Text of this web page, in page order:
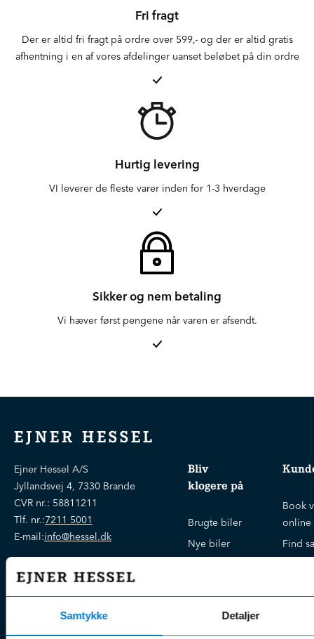
Samtykke Detaljer
Fri fragt
Der er altid fri fragt på ordre over 599,- og der er altid gratis
afhentning i en af vores afdelinger uanset beløbet på din ordre
Hurtig levering
VI leverer de fleste varer inden for 1-3 hverdage
Sikker og nem betaling
Vi hæver først pengene når varen er afsendt.
EJNER HESSEL
Ejner Hessel A/S
Jyllandsvej 4, 7330 Brande
CVR nr.: 58811211
Tlf. nr.:7211 5001
E-mail:info@hessel.dk
Åbningstider
Bliv
klogere på
Brugte biler
Nye biler
Book
online
Find